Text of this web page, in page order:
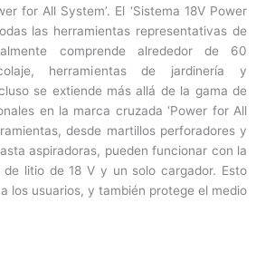
for All System’. El ‘Sistema 18V Power
las herramientas representativas de
comprende alrededor de 60
herramientas de jardinería y
se extiende más allá de la gama de
en la marca cruzada ‘Power for All
desde martillos perforadores y
aspiradoras, pueden funcionar con la
de litio de 18 V y un solo cargador. Esto
los usuarios, y también protege el medio